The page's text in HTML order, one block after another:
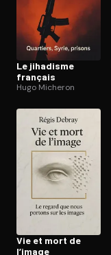
Le jihadisme
français
Hugo Micheron
Vie et mort de
l’image